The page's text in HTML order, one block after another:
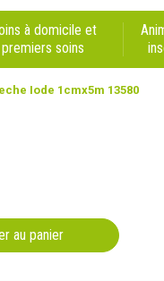
à domicile et
premiers soins
Iode 1cmx5m 13580
au panier